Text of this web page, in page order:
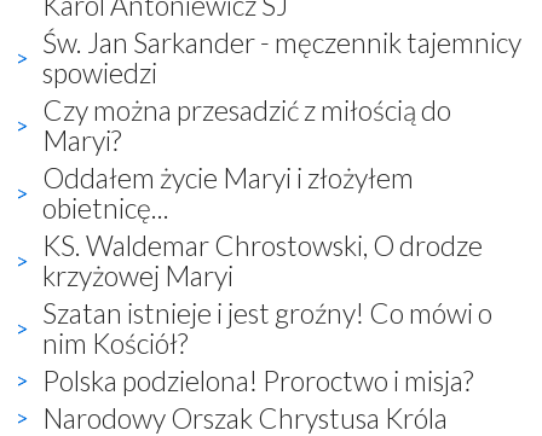
Św. Jan Sarkander - męczennik tajemnicy
spowiedzi
Czy można przesadzić z miłością do
Maryi?
Oddałem życie Maryi i złożyłem
obietnicę...
KS. Waldemar Chrostowski, O drodze
krzyżowej Maryi
Szatan istnieje i jest groźny! Co mówi o
nim Kościół?
Polska podzielona! Proroctwo i misja?
Narodowy Orszak Chrystusa Króla